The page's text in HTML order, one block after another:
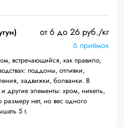
от 6 до 26 руб./кг
6 приёмок
встречающийся, как правило,
поддоны, отливки,
задвижки, болванки. В
и другие элементы: хром, никель,
нет, но вес одного
5 т.